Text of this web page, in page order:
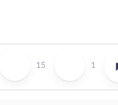
15 1